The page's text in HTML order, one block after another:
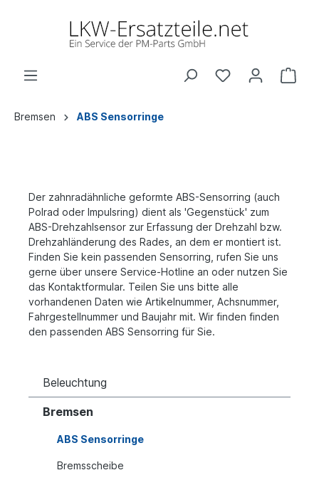
Bremsen ABS Sensorringe
Der zahnradähnliche geformte ABS-Sensorring (auch
Polrad oder Impulsring) dient als 'Gegenstück' zum
ABS-Drehzahlsensor zur Erfassung der Drehzahl bzw.
Drehzahländerung des Rades, an dem er montiert ist.
Finden Sie kein passenden Sensorring, rufen Sie uns
gerne über unsere Service-Hotline an oder nutzen Sie
das Kontaktformular. Teilen Sie uns bitte alle
vorhandenen Daten wie Artikelnummer, Achsnummer,
Fahrgestellnummer und Baujahr mit. Wir finden finden
den passenden ABS Sensorring für Sie.
Beleuchtung
Bremsen
ABS Sensorringe
Bremsscheibe